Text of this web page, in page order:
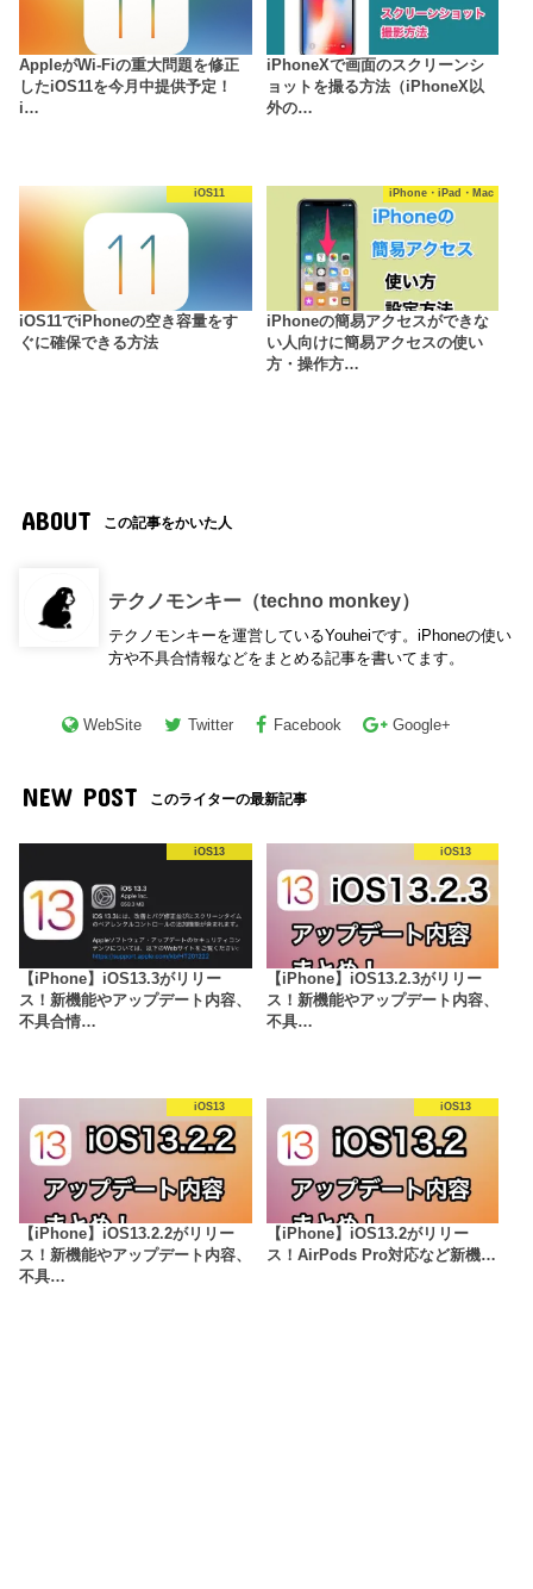
AppleがWi-Fiの重大問題を修正
したiOS11を今月中提供予定！
i…
iPhoneXで画面のスクリーンシ
ョットを撮る方法（iPhoneX以
外の…
iOS11
iOS11でiPhoneの空き容量をす
ぐに確保できる方法
iPhone・iPad・Mac
iPhoneの簡易アクセスができな
い人向けに簡易アクセスの使い
方・操作方…
ABOUT この記事をかいた人
テクノモンキー（techno monkey）
テクノモンキーを運営しているYouheiです。iPhoneの使い
方や不具合情報などをまとめる記事を書いてます。
WebSite Twitter Facebook Google+
NEW POST このライターの最新記事
iOS13
【iPhone】iOS13.3がリリー
ス！新機能やアップデート内容、
不具合情…
iOS13
【iPhone】iOS13.2.3がリリー
ス！新機能やアップデート内容、
不具…
iOS13
【iPhone】iOS13.2.2がリリー
ス！新機能やアップデート内容、
不具…
iOS13
【iPhone】iOS13.2がリリー
ス！AirPods Pro対応など新機…